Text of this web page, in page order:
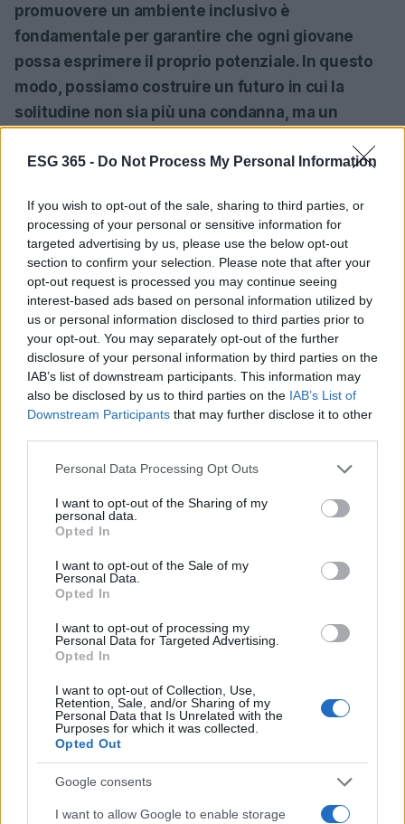
ESG 365 - Do Not Process My Personal Information
If you wish to opt-out of the sale, sharing to third parties, or
processing of your personal or sensitive information for
targeted advertising by us, please use the below opt-out
section to confirm your selection. Please note that after your
opt-out request is processed you may continue seeing
interest-based ads based on personal information utilized by
us or personal information disclosed to third parties prior to
your opt-out. You may separately opt-out of the further
disclosure of your personal information by third parties on the
IAB’s list of downstream participants. This information may
also be disclosed by us to third parties on the IAB’s List of
Downstream Participants that may further disclose it to other
Please note that this website/app uses one or more Google
not limited to your visit or usage behaviour. You may click to
grant or deny consent to Google and its third-party tags to
use your data for below specified purposes in below Google
consent section.
Personal Data Processing Opt Outs
I want to opt-out of the Sharing of my
personal data.
Opted In
I want to opt-out of the Sale of my
Personal Data.
Opted In
I want to opt-out of processing my
Personal Data for Targeted Advertising.
Opted In
I want to opt-out of Collection, Use,
Retention, Sale, and/or Sharing of my
Personal Data that Is Unrelated with the
Purposes for which it was collected.
Opted Out
Google consents
I want to allow Google to enable storage
promuovere un ambiente inclusivo è
fondamentale per garantire che ogni giovane
possa esprimere il proprio potenziale. In questo
modo, possiamo costruire un futuro in cui la
solitudine non sia più una condanna, ma un
impegno collettivo. È il momento di agire, di
ascoltare le voci dei giovani e di costruire insieme
un futuro migliore! Condividi questo articolo per
sensibilizzare altri su un tema così importante.
Cosa ne pensi? È tempo di fare la differenza!<\/p>
AUTORE
AiAdhubMedia